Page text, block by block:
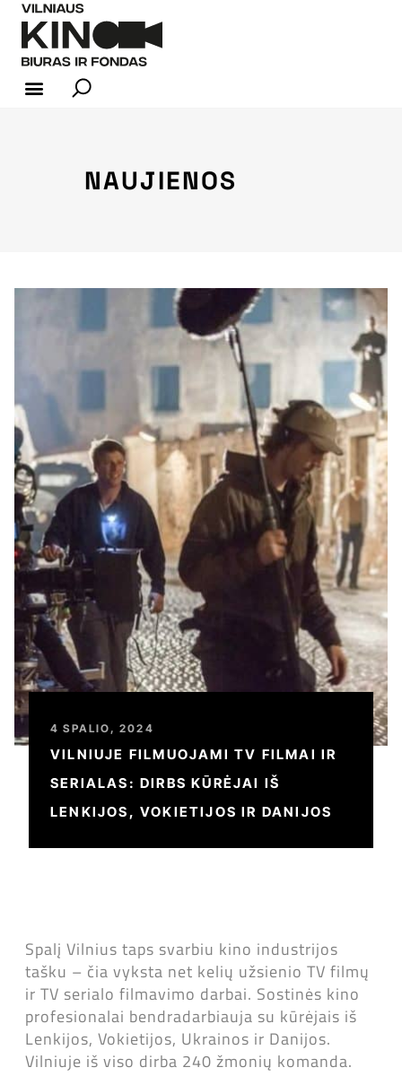
NAUJIENOS
4 SPALIO, 2024
VILNIUJE FILMUOJAMI TV FILMAI IR
SERIALAS: DIRBS KŪRĖJAI IŠ
LENKIJOS, VOKIETIJOS IR DANIJOS
Spalį Vilnius taps svarbiu kino industrijos
tašku – čia vyksta net kelių užsienio TV filmų
ir TV serialo filmavimo darbai. Sostinės kino
profesionalai bendradarbiauja su kūrėjais iš
Lenkijos, Vokietijos, Ukrainos ir Danijos.
Vilniuje iš viso dirba 240 žmonių komanda.